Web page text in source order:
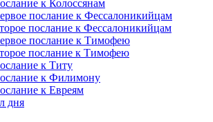
к Колоссянам
послание к Фессалоникийцам
послание к Фессалоникийцам
послание к Тимофею
послание к Тимофею
к Титу
к Филимону
к Евреям
дня